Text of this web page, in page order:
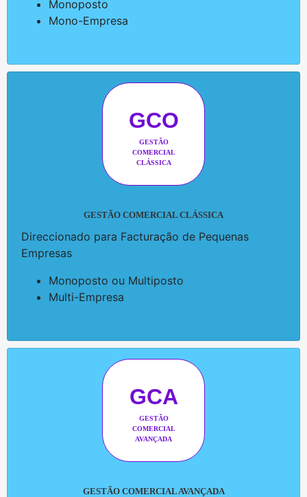
Monoposto
Mono-Empresa
GCO
GESTÃO
COMERCIAL
CLÁSSICA
GESTÃO COMERCIAL CLÁSSICA
Direccionado para Facturação de Pequenas
Empresas
Monoposto ou Multiposto
Multi-Empresa
GCA
GESTÃO
COMERCIAL
AVANÇADA
GESTÃO COMERCIAL AVANÇADA